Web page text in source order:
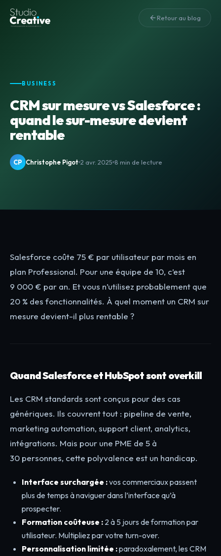
Retour au blog
BUSINESS
CRM sur mesure vs Salesforce :
quand le sur-mesure devient
rentable
CP Christophe Pigot 2 avr. 2025 8 min de lecture
Salesforce coûte 75 € par utilisateur par mois en
plan Professional. Pour une équipe de 10, c’est
9 000 € par an. Et vous n’utilisez probablement que
20 % des fonctionnalités. À quel moment un CRM sur
mesure devient-il plus rentable ?
Quand Salesforce et HubSpot sont overkill
Les CRM standards sont conçus pour des cas
génériques. Ils couvrent tout : pipeline de vente,
marketing automation, support client, analytics,
intégrations. Mais pour une PME de 5 à
30 personnes, cette polyvalence est un handicap.
Interface surchargée :vos commerciaux passent
plus de temps à naviguer dans l’interface qu’à
prospecter.
Formation coûteuse : 2 à 5 jours de formation par
utilisateur. Multipliez par votre turn-over.
Personnalisation limitée :paradoxalement, les CRM